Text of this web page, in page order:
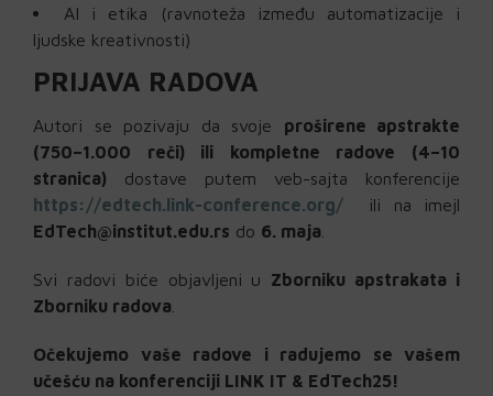
AI i etika (ravnoteža između automatizacije i
ljudske kreativnosti)
PRIJAVA RADOVA
Autori se pozivaju da svoje proširene apstrakte
(750–1.000 reči) ili kompletne radove (4–10
stranica) dostave putem veb-sajta konferencije
https://edtech.link-conference.org/
ili na imejl
EdTech@institut.edu.rs do 6. maja
Svi radovi biće objavljeni u Zborniku apstrakata i
Zborniku radova
Očekujemo vaše radove i radujemo se vašem
učešću na konferenciji LINK IT & EdTech25!